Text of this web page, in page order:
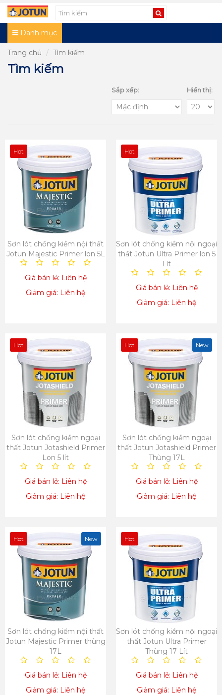
Danh mục
Trang chủ Tìm kiếm
Tìm kiếm
Hiển thị:
Sắp xếp:
Hot
Sơn lót chống kiềm nội thất
Jotun Majestic Primer lon 5L
Giá bán lẻ: Liên hệ
Giảm giá: Liên hệ
Hot
Sơn lót chống kiềm nội ngoại
thất Jotun Ultra Primer lon 5
Lít
Giá bán lẻ: Liên hệ
Giảm giá: Liên hệ
Hot
Sơn lót chống kiềm ngoại
thất Jotun Jotashield Primer
Lon 5 lít
Giá bán lẻ: Liên hệ
Giảm giá: Liên hệ
New
Hot
Sơn lót chống kiềm ngoại
thất Jotun Jotashield Primer
Thùng 17L
Giá bán lẻ: Liên hệ
Giảm giá: Liên hệ
New
Hot
Sơn lót chống kiềm nội thất
Jotun Majestic Primer thùng
17L
Giá bán lẻ: Liên hệ
Giảm giá: Liên hệ
Hot
Sơn lót chống kiềm nội ngoại
thất Jotun Ultra Primer
Thùng 17 Lít
Giá bán lẻ: Liên hệ
Giảm giá: Liên hệ